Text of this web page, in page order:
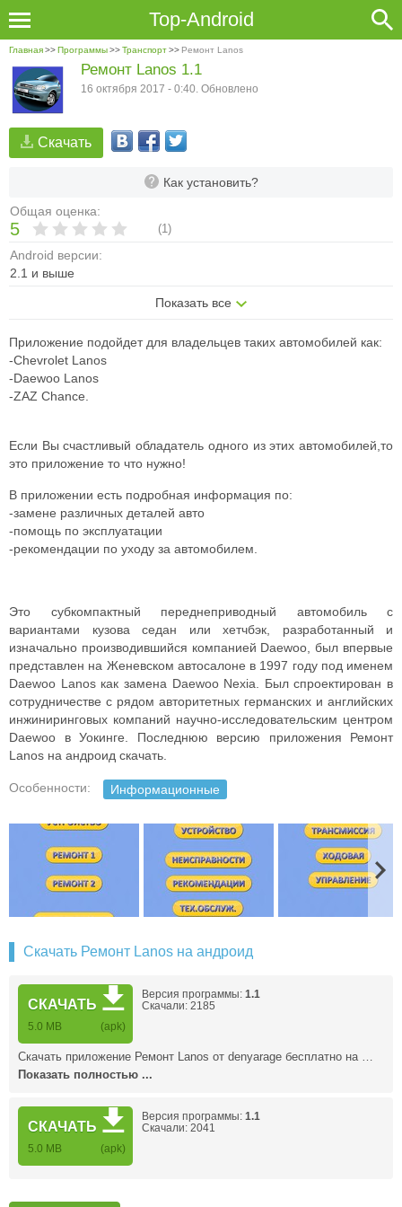
Top-Android
Главная>>Программы>>Транспорт>> Ремонт Lanos
Скачать
Как установить?
Общая оценка:
5 (1)
Android версии:
2.1 и выше
Показать все
Ремонт Lanos 1.1
16 октября 2017 - 0:40. Обновлено
Приложение подойдет для владельцев таких автомобилей как:
-Chevrolet Lanos
-Daewoo Lanos
-ZAZ Chance.
Если Вы счастливый обладатель одного из этих автомобилей,то
это приложение то что нужно!
В приложении есть подробная информация по:
-замене различных деталей авто
-помощь по эксплуатации
-рекомендации по уходу за автомобилем.
Это субкомпактный переднеприводный автомобиль с
вариантами кузова седан или хетчбэк, разработанный и
изначально производившийся компанией Daewoo, был впервые
представлен на Женевском автосалоне в 1997 году под именем
Daewoo Lanos как замена Daewoo Nexia. Был спроектирован в
сотрудничестве с рядом авторитетных германских и английских
инжиниринговых компаний научно-исследовательским центром
Daewoo в Уокинге. Последнюю версию приложения Ремонт
Lanos на андроид скачать.
Особенности: Информационные
Скачать Ремонт Lanos на андроид
СКАЧАТЬ
5.0 MB (apk)
Версия программы: 1.1
Скачали: 2185
Скачать приложение Ремонт Lanos от denyarage бесплатно на …
Показать полностью ...
СКАЧАТЬ
5.0 MB (apk)
Версия программы: 1.1
Скачали: 2041